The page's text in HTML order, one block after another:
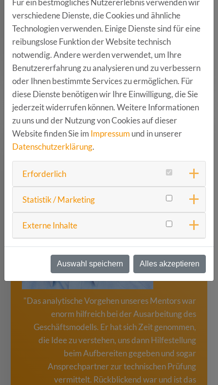
und dabei immer wieder etwas neues lernen
kann.“
René Krahn, Vice President Research &
DevelopmentContinental Automotive GmbH
"Das analytische Vorgehen unseres Mentors war
enorm hilfreich bei der Ausarbeitung des
Geschäftsmodells. Er hat sich Zeit genommen,
die Idee zu verstehen, uns dann Hilfestellung
beim Aufbereiten gegeben und sogar
Ansprechpartner zur technischen Prüfung
vermittelt. Rückblickend war und ist das
verschiedene Dienste, die Cookies und ähnliche
Technologien verwenden. Einige Dienste sind für eine
reibungslose Funktion der Website technisch
notwendig. Andere werden verwendet, um Ihre
Benutzererfahrung zu analysieren und zu verbessern
oder Ihnen bestimmte Services zu ermöglichen. Für
diese Dienste benötigen wir Ihre Einwilligung, die Sie
jederzeit widerrufen können. Weitere Informationen
zu uns und der Nutzung von Cookies auf dieser
Website finden Sie im Impressum und in unserer
Datenschutzerklärung.
Erforderlich
Statistik / Marketing
Externe Inhalte
Auswahl speichern Alles akzeptieren